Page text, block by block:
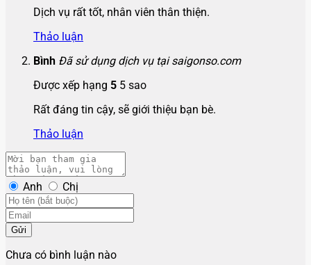
Dịch vụ rất tốt, nhân viên thân thiện.
Thảo luận
Bình Đã sử dụng dịch vụ tại saigonso.com
Được xếp hạng 5 5 sao
Rất đáng tin cậy, sẽ giới thiệu bạn bè.
Thảo luận
Anh Chị
Gửi
Chưa có bình luận nào